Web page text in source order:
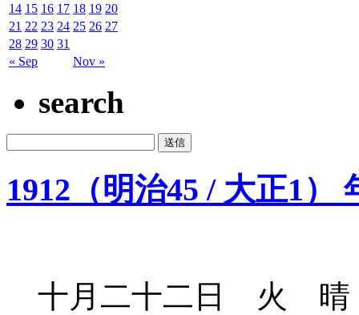
« Sep Nov »
14 15 16 17 18 19 20
21 22 23 24 25 26 27
28 29 30 31
search
1912（明治45 / 大正1）
十月二十二日 火 晴